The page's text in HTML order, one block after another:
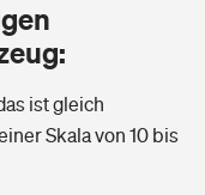
im Alter?
ist gleich
Skala von 10 bis